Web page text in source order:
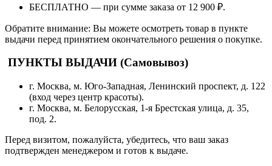
БЕСПЛАТНО — при сумме заказа от 12 900 ₽.
Обратите внимание: Вы можете осмотреть товар в пункте
выдачи перед принятием окончательного решения о покупке.
ПУНКТЫ ВЫДАЧИ (Самовывоз)
г. Москва, м. Юго-Западная, Ленинский проспект, д. 122
(вход через центр красоты).
г. Москва, м. Белорусская, 1-я Брестская улица, д. 35,
под. 2.
Перед визитом, пожалуйста, убедитесь, что ваш заказ
подтвержден менеджером и готов к выдаче.